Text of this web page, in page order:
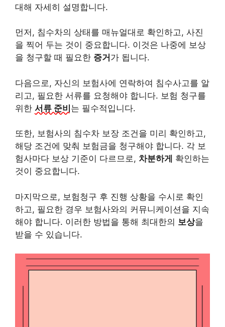
대해 자세히 설명합니다.
먼저, 침수차의 상태를 매뉴얼대로 확인하고, 사진
을 찍어 두는 것이 중요합니다. 이것은 나중에 보상
을 청구할 때 필요한 증거 가 됩니다.
다음으로, 자신의 보험사에 연락하여 침수사고를 알
리고, 필요한 서류를 요청해야 합니다. 보험 청구를
위한 서류 준비는 필수적입니다.
또한, 보험사의 침수차 보장 조건을 미리 확인하고,
해당 조건에 맞춰 보험금을 청구해야 합니다. 각 보
험사마다 보상 기준이 다르므로, 차분하게 확인하는
것이 중요합니다.
마지막으로, 보험청구 후 진행 상황을 수시로 확인
하고, 필요한 경우 보험사와의 커뮤니케이션을 지속
해야 합니다. 이러한 방법을 통해 최대한의 보상을
받을 수 있습니다.